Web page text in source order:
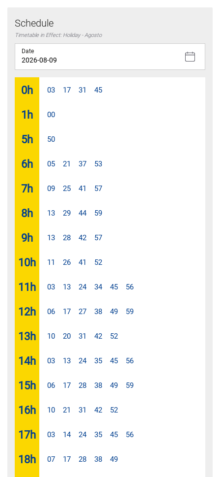
Schedule
Date
Timetable in Effect: Holiday - Agosto
0h 03 17 31 45
1 h 00
5h 50
6h 05 21 37 53
7h 09 25 41 57
8h 13 29 44 59
9h 13 28 42 57
10h 11 26 41 52
11 h 03 13 24 34 45 56
12h 06 17 27 38 49 59
13h 10 20 31 42 52
14h 03 13 24 35 45 56
15h 06 17 28 38 49 59
16h 10 21 31 42 52
17h 03 14 24 35 45 56
18h 07 17 28 38 49